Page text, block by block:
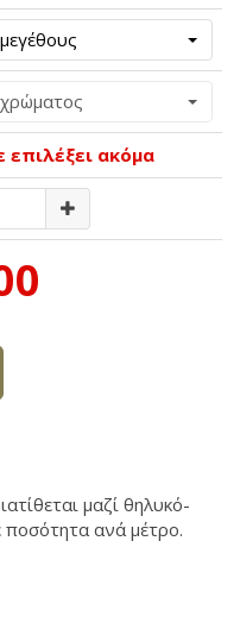
επιλέξει ακόμα
μαζί θηλυκό-
ποσότητα ανά μέτρο.